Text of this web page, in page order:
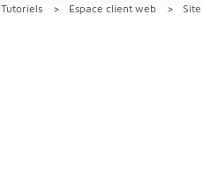
Tutoriels Espace client web Site